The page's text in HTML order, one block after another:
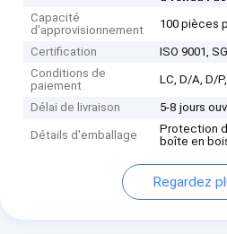
Capacité
d'approvisionnement
100 pièces
Certification
ISO 9001,
Conditions de
paiement
LC, D/A, D/
Délai de livraison 5-8 jours
Détails d'emballage
Protection
boîte en
Regardez